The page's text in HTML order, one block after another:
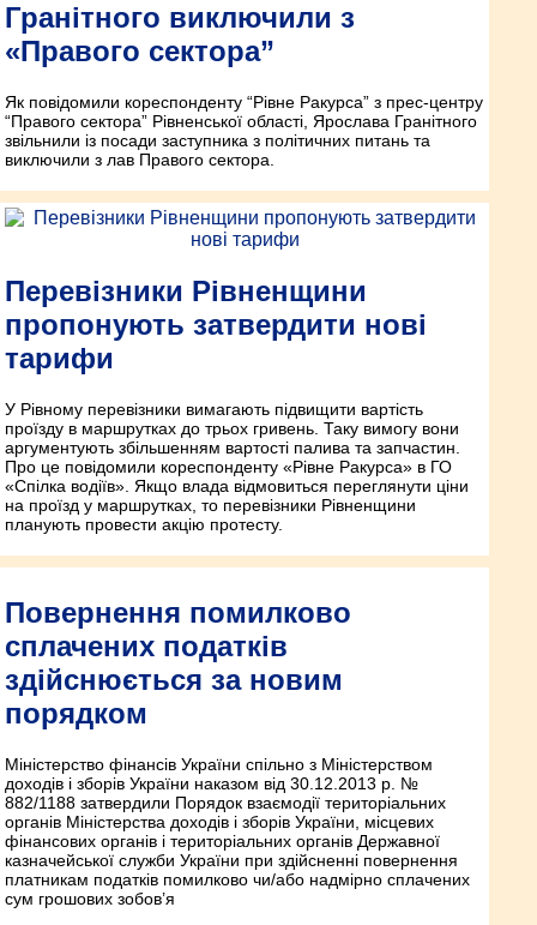
Гранітного виключили з
«Правого сектора”
Як повідомили кореспонденту “Рівне Ракурса” з прес-центру
“Правого сектора” Рівненської області, Ярослава Гранітного
звільнили із посади заступника з політичних питань та
виключили з лав Правого сектора.
Перевізники Рівненщини
пропонують затвердити нові
тарифи
У Рівному перевізники вимагають підвищити вартість
проїзду в маршрутках до трьох гривень. Таку вимогу вони
аргументують збільшенням вартості палива та запчастин.
Про це повідомили кореспонденту «Рівне Ракурса» в ГО
«Спілка водіїв». Якщо влада відмовиться переглянути ціни
на проїзд у маршрутках, то перевізники Рівненщини
планують провести акцію протесту.
Повернення помилково
сплачених податків
здійснюється за новим
порядком
Міністерство фінансів України спільно з Міністерством
доходів і зборів України наказом від 30.12.2013 р. №
882/1188 затвердили Порядок взаємодії територіальних
органів Міністерства доходів і зборів України, місцевих
фінансових органів і територіальних органів Державної
казначейської служби України при здійсненні повернення
платникам податків помилково чи/або надмірно сплачених
сум грошових зобов’я